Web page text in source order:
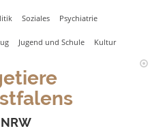
Soziales Psychiatrie
Jugend und Schule Kultur